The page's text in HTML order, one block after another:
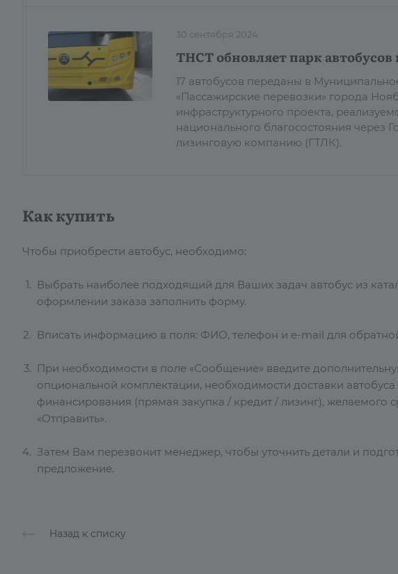
30 сентября 2024
ТНСТ обновляет парк автобусов
17 автобусов переданы в
«Пассажирские перевозки» города
инфраструктурного проекта,
национального благосостояния через
лизинговую компанию (ГТЛК).
Как купить
Чтобы приобрести автобус, необходимо:
Выбрать наиболее подходящий для Ваших задач автобус из
оформлении заказа заполнить форму.
Вписать информацию в поля: ФИО, телефон и e-mail для
При необходимости в поле «Сообщение» введите
опциональной комплектации, необходимости доставки
финансирования (прямая закупка / кредит / лизинг), желаемого
«Отправить».
Затем Вам перезвонит менеджер, чтобы уточнить детали и
предложение.
Назад к списку